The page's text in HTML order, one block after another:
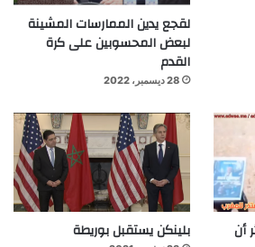
لقجع يدين الممارسات المشينة
لبعض المحسوبين على كرة
القدم
28 ديسمبر، 2022
أن
بلينكن يستقبل بوريطة